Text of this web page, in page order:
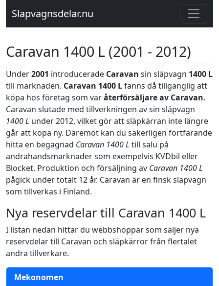
Slapvagnsdelar.nu
Caravan 1400 L (2001 - 2012)
Under2001 introducerade Caravan sin släpvagn 1400 L
till marknaden. Caravan 1400 Lfanns då tillgänglig att
köpa hos företag som varåterförsäljare av Caravan.
Caravan slutade med tillverkningen av sin släpvagn
1400 L under 2012, vilket gör att släpkärran inte längre
går att köpa ny. Däremot kan du säkerligen fortfarande
hitta en begagnad Caravan 1400 L till salu på
andrahandsmarknader som exempelvis KVDbil eller
Blocket. Produktion och försäljning av Caravan 1400 L
pågick under totalt 12 år. Caravan är en finsk släpvagn
som tillverkas i Finland.
Nya reservdelar till Caravan 1400 L
I listan nedan hittar du webbshoppar som säljer nya
reservdelar till Caravan och släpkärror från flertalet
andra tillverkare.
Mekonomen